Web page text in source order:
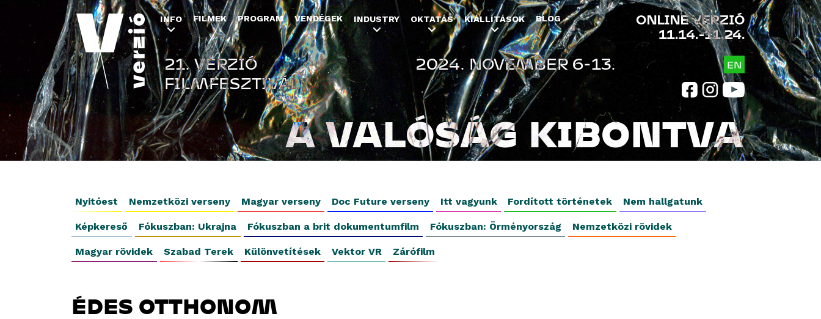
Jump to navigation
INFO FILMEK PROGRAM VENDÉGEK INDUSTRY OKTATÁS KIÁLLÍTÁSOK BLOG
ONLINE VERZIÓ
11.14.-11.24.
A VALÓSÁG KIBONTVA
EN
21. VERZIÓ
FILMFESZTIVÁL
2024. NOVEMBER 6-13.
Nyitóest Nemzetközi verseny Magyar verseny Doc Future verseny Itt vagyunk Fordított történetek Nem hallgatunk
Képkereső Fókuszban: Ukrajna Fókuszban a brit dokumentumfilm Fókuszban: Örményország Nemzetközi rövidek
Magyar rövidek Szabad Terek Különvetítések Vektor VR Zárófilm
ÉDES OTTHONOM